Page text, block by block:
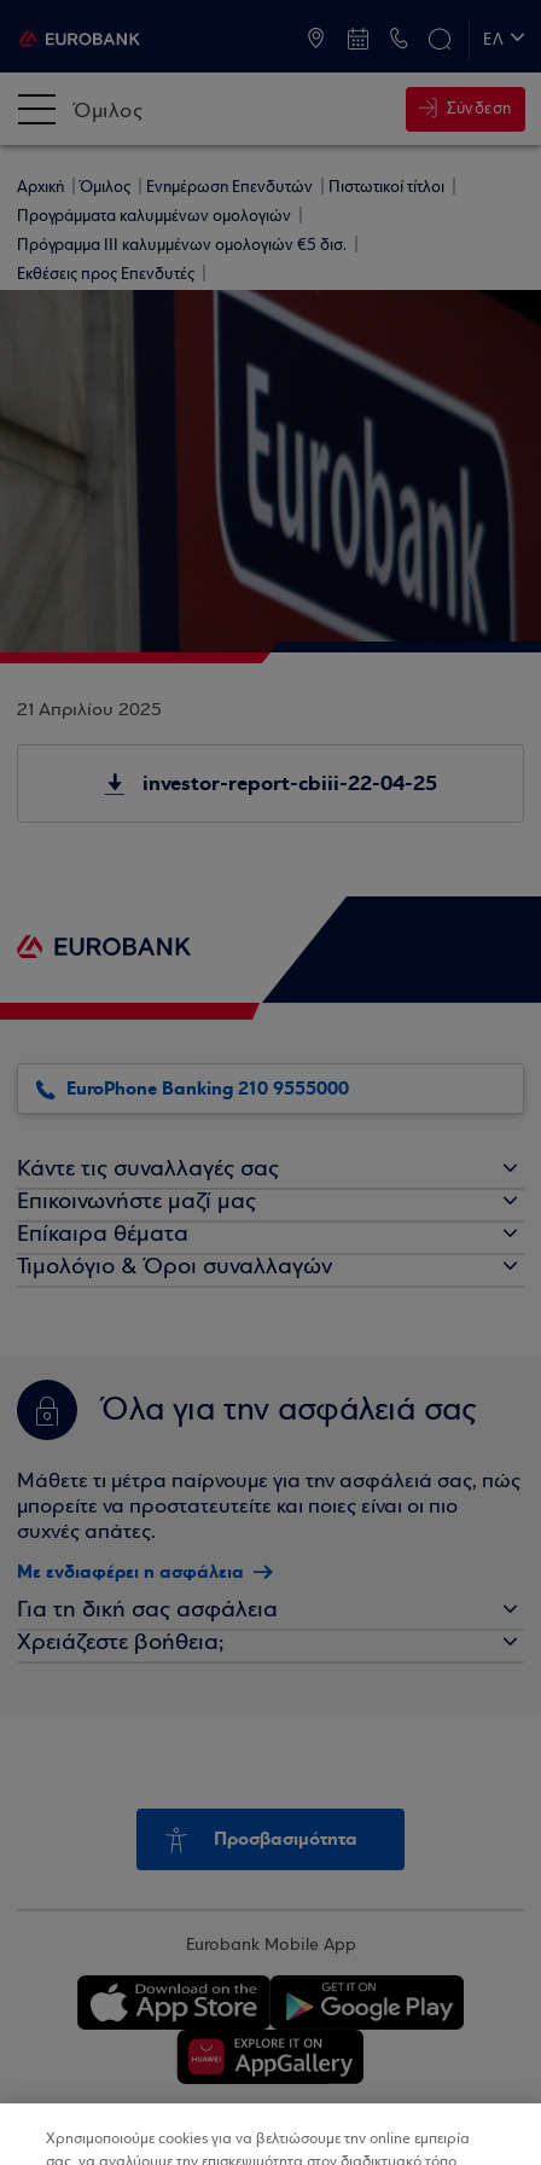
ΕΛ
Όμιλος Σύνδεση
Αρχική Όμιλος Ενημέρωση Επενδυτών
Πιστωτικοί τίτλοι
Προγράμματα καλυμμένων ομολογιών
Πρόγραμμα ΙΙI καλυμμένων ομολογιών €5 δισ.
Εκθέσεις προς Επενδυτές
21 Απριλίου 2025
investor-report-cbiii-22-04-25
EuroPhone Banking 210 9555000
Κάντε τις συναλλαγές σας
Επικοινωνήστε μαζί μας
Επίκαιρα θέματα
Τιμολόγιο & Όροι συναλλαγών
Όλα για την ασφάλειά σας
Μάθετε τι μέτρα παίρνουμε για την ασφάλειά σας, πώς
μπορείτε να προστατευτείτε και ποιες είναι οι πιο
συχνές απάτες.
Με ενδιαφέρει η ασφάλεια
Για τη δική σας ασφάλεια
Χρειάζεστε βοήθεια;
Προσβασιμότητα
Eurobank Mobile App
Copyright © 2026
Χρησιμοποιούμε cookies για να βελτιώσουμε την online εμπειρία